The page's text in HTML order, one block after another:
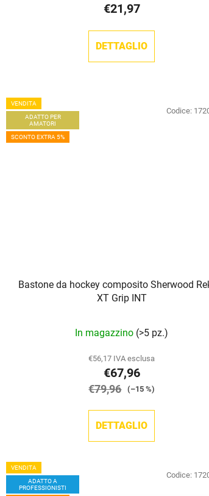
del
è
€21,97
DETTAGLIO
VENDITA
ADATTO PER
AMATORI
SCONTO EXTRA 5%
Bastone da hockey composito Sherwood
XT Grip INT
In magazzino (>5 pz.)
€56,17 IVA esclusa
€67,96
€79,96 (–15 %)
DETTAGLIO
Codice:
VENDITA
ADATTO A
PROFESSIONISTI
Codice: